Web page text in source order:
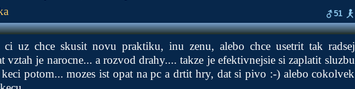
51
ci uz chce skusit novu praktiku, inu zenu, alebo chce usetrit tak radsej
vztah je narocne... a rozvod drahy.... takze je efektivnejsie si zaplatit sluzbu
keci potom... mozes ist opat na pc a drtit hry, dat si pivo :-) alebo cokolvek